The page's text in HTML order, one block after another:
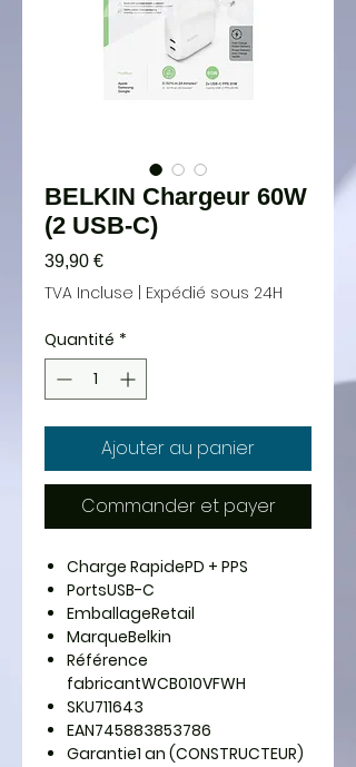
BELKIN Chargeur 60W
(2 USB-C)
39,90 €Prix
TVA Incluse Expédié sous 24H
Quantité *
Ajouter au panier
Commander et payer
Charge RapidePD + PPS
PortsUSB-C
EmballageRetail
MarqueBelkin
Référence
fabricantWCB010VFWH
SKU711643
EAN745883853786
Garantie1 an (CONSTRUCTEUR)